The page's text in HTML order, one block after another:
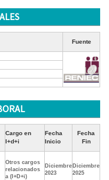
Fuente
Cargo en
I+d+i
Fecha
Inicio
Fecha
Fin
Otros cargos
relacionados
a (I+D+i)
Diciembre
2023
Diciembre
2025